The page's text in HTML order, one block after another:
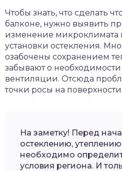
Чтобы знать, что сделать
балконе, нужно выявить
изменение микроклимата
установки остекления.
озабочены сохранением
забывают о
вентиляции. Отсюда
точки росы на
На заметку! Перед
остеклению,
необходимо
условия региона. И